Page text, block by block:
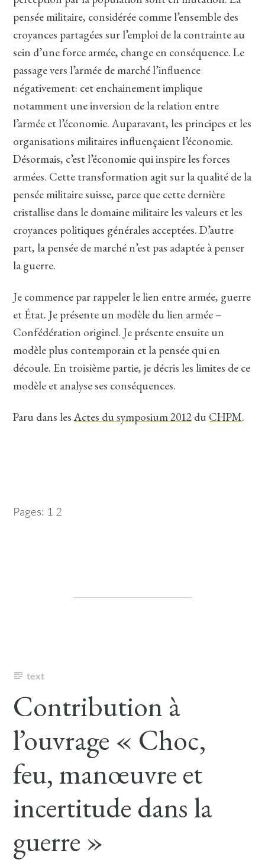
pensée militaire, considérée comme l’ensemble des
croyances partagées sur l’emploi de la contrainte au
sein d’une force armée, change en conséquence. Le
passage vers l’armée de marché l’influence
négativement: cet enchainement implique
notamment une inversion de la relation entre
l’armée et l’économie. Auparavant, les principes et les
organisations militaires influençaient l’économie.
Désormais, c’est l’économie qui inspire les forces
armées. Cette transformation agit sur la qualité de la
pensée militaire suisse, parce que cette dernière
cristallise dans le domaine militaire les valeurs et les
croyances politiques générales acceptées. D’autre
part, la pensée de marché n’est pas adaptée à penser
la guerre.
Je commence par rappeler le lien entre armée, guerre
et État. Je présente un modèle du lien armée –
Confédération originel. Je présente ensuite un
modèle plus contemporain et la pensée qui en
découle. En troisième partie, je décris les limites de ce
modèle et analyse ses conséquences.
Paru dans lesActes du symposium 2012 du CHPM.
Pages: 1 2
text
Contribution à
l’ouvrage « Choc,
feu, manœuvre et
incertitude dans la
guerre »